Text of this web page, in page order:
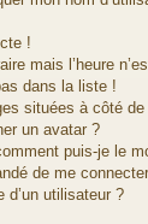
!
mais l’heure
dans la liste !
situées à côté de
un avatar ?
puis-je le
de me
d’un utilisateur ?